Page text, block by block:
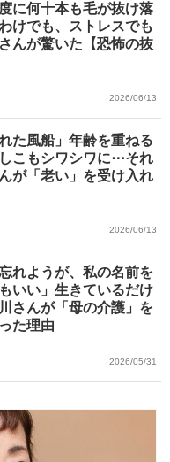
に何十本も毛が抜け落
けでも、ストレスでも
んが驚いた【恐怖の抜
2026/06/13
た風船」年齢を重ねる
こもシワシワに⋯それ
が「老い」を受け入れ
2026/06/13
れようが、私の名前を
いい」生きているだけ
さんが「母の介護」を
た理由
2026/05/31